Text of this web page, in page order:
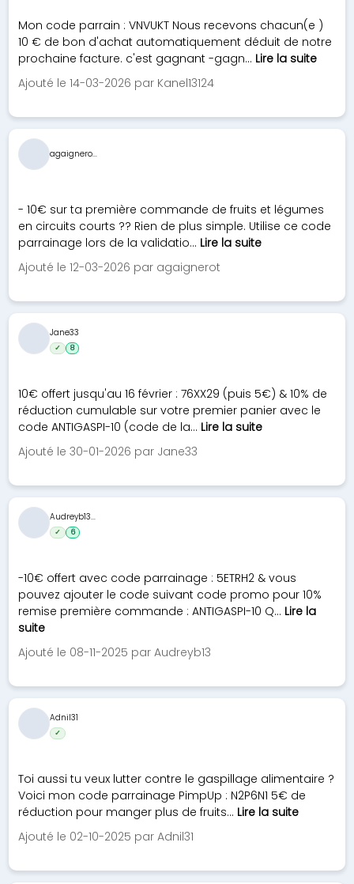
Mon code parrain : VNVUKT Nous recevons chacun(e )
10 € de bon d'achat automatiquement déduit de notre
prochaine facture. c'est gagnant -gagn... Lire la suite
Ajouté le 14-03-2026 par Kanel13124
- 10€ sur ta première commande de fruits et légumes
en circuits courts ?? Rien de plus simple. Utilise ce code
parrainage lors de la validatio... Lire la suite
Ajouté le 12-03-2026 par agaignerot
agaignero...
10€ offert jusqu'au 16 février : 76XX29 (puis 5€) & 10% de
réduction cumulable sur votre premier panier avec le
code ANTIGASPI-10 (code de la... Lire la suite
Ajouté le 30-01-2026 par Jane33
Jane33
✓ 8
-10€ offert avec code parrainage : 5ETRH2 & vous
pouvez ajouter le code suivant code promo pour 10%
remise première commande : ANTIGASPI-10 Q... Lire la
suite
Ajouté le 08-11-2025 par Audreyb13
Audreyb13...
✓ 6
Toi aussi tu veux lutter contre le gaspillage alimentaire ?
Voici mon code parrainage PimpUp : N2P6N1 5€ de
réduction pour manger plus de fruits... Lire la suite
Ajouté le 02-10-2025 par Adnil31
Adnil31
✓